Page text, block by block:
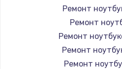
Ремонт
Ремонт
Ремонт
Ремонт
Ремонт